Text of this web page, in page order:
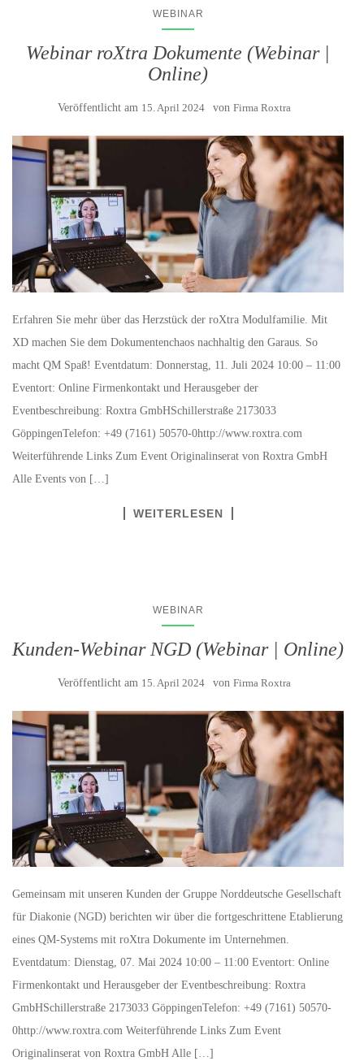
WEBINAR
Webinar roXtra Dokumente (Webinar |
Online)
Veröffentlicht am 15. April 2024 von Firma Roxtra
Erfahren Sie mehr über das Herzstück der roXtra Modulfamilie. Mit
XD machen Sie dem Dokumentenchaos nachhaltig den Garaus. So
macht QM Spaß! Eventdatum: Donnerstag, 11. Juli 2024 10:00 – 11:00
Eventort: Online Firmenkontakt und Herausgeber der
Eventbeschreibung: Roxtra GmbHSchillerstraße 2173033
GöppingenTelefon: +49 (7161) 50570-0http://www.roxtra.com
Weiterführende Links Zum Event Originalinserat von Roxtra GmbH
Alle Events von […]
WEITERLESEN
WEBINAR
Kunden-Webinar NGD (Webinar | Online)
Veröffentlicht am 15. April 2024 von Firma Roxtra
Gemeinsam mit unseren Kunden der Gruppe Norddeutsche Gesellschaft
für Diakonie (NGD) berichten wir über die fortgeschrittene Etablierung
eines QM-Systems mit roXtra Dokumente im Unternehmen.
Eventdatum: Dienstag, 07. Mai 2024 10:00 – 11:00 Eventort: Online
Firmenkontakt und Herausgeber der Eventbeschreibung: Roxtra
GmbHSchillerstraße 2173033 GöppingenTelefon: +49 (7161) 50570-
0http://www.roxtra.com Weiterführende Links Zum Event
Originalinserat von Roxtra GmbH Alle […]